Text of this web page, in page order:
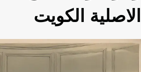
الاصلية الكويت